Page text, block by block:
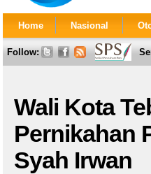
Home Nasional
Follow:
Wali Kota
Pernikahan
Syah Irwan